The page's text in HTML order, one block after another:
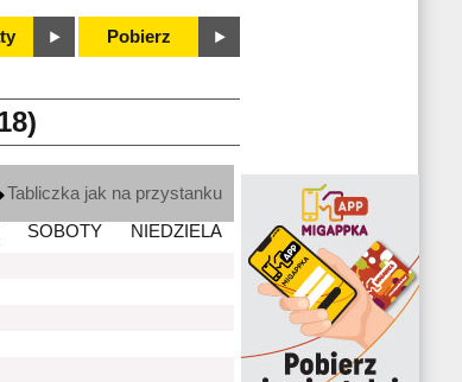
Pobierz
Tabliczka jak na przystanku
SOBOTY
NIEDZIELA